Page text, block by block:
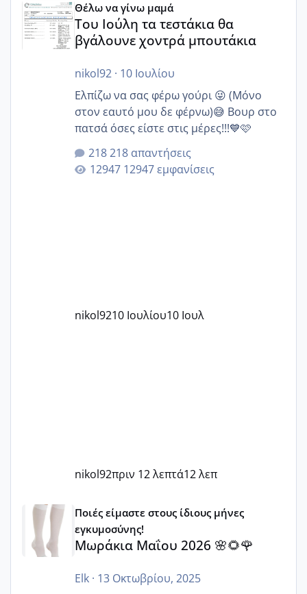
Θέλω να γίνω μαμά
Του Ιούλη τα τεστάκια θα
βγάλουνε χοντρά μπουτάκια
nikol92· 10 Ιουλίου
Ελπίζω να σας φέρω γούρι 😜 (Μόνο
στον εαυτό μου δε φέρνω)😅 Βουρ στο
πατσά όσες είστε στις μέρες!!!💙🩷
218 απαντήσεις
12947 εμφανίσεις
nikol9210 Ιουλίου10 Ιουλ
nikol92πριν 12 λεπτά12 λεπ
Μωράκια Μαΐου 2026 🌸🌻🌹
Ποιές είμαστε στους ίδιους μήνες
εγκυμοσύνης!
Μωράκια Μαΐου 2026 🌸🌻🌹
Elk· 13 Οκτωβρίου, 2025